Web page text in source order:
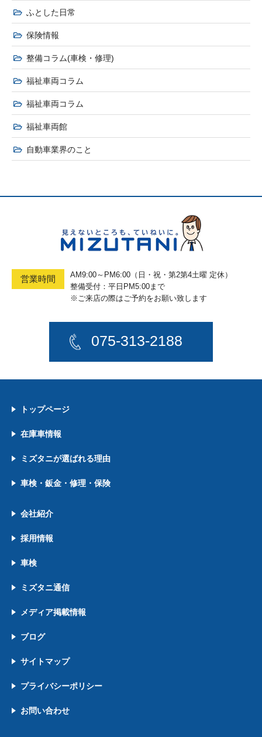
ふとした日常
保険情報
整備コラム(車検・修理)
福祉車両コラム
福祉車両コラム
福祉車両館
自動車業界のこと
営業時間
AM9:00～PM6:00（日・祝・第2第4土曜 定休）
整備受付：平日PM5:00まで
※ご来店の際はご予約をお願い致します
075-313-2188
トップページ
在庫車情報
ミズタニが選ばれる理由
車検・鈑金・修理・保険
会社紹介
採用情報
車検
ミズタニ通信
メディア掲載情報
ブログ
サイトマップ
プライバシーポリシー
お問い合わせ